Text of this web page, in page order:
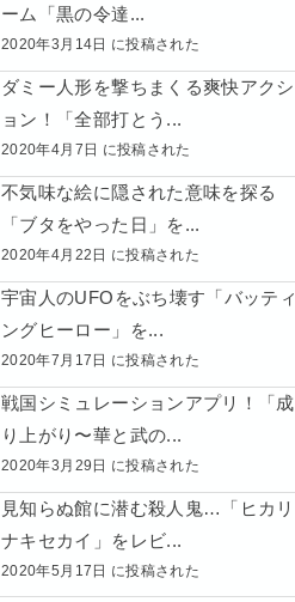
ーム「黒の令達...
2020年3月14日 に投稿された
ダミー人形を撃ちまくる爽快アクシ
ョン！「全部打とう...
2020年4月7日 に投稿された
不気味な絵に隠された意味を探る
「ブタをやった日」を...
2020年4月22日 に投稿された
宇宙人のUFOをぶち壊す「バッティ
ングヒーロー」を...
2020年7月17日 に投稿された
戦国シミュレーションアプリ！「成
り上がり〜華と武の...
2020年3月29日 に投稿された
見知らぬ館に潜む殺人鬼…「ヒカリ
ナキセカイ」をレビ...
2020年5月17日 に投稿された